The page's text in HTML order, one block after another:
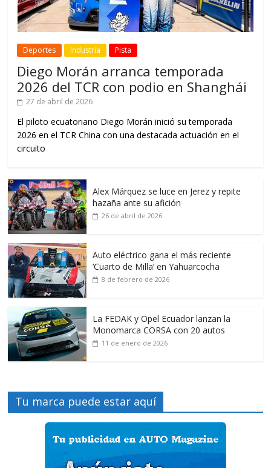
Deportes Industria Pista
Diego Morán arranca temporada
2026 del TCR con podio en Shanghái
27 de abril de 2026
El piloto ecuatoriano Diego Morán inició su temporada
2026 en el TCR China con una destacada actuación en el
circuito
Alex Márquez se luce en Jerez y repite
hazaña ante su afición
26 de abril de 2026
Auto eléctrico gana el más reciente
‘Cuarto de Milla’ en Yahuarcocha
8 de febrero de 2026
La FEDAK y Opel Ecuador lanzan la
Monomarca CORSA con 20 autos
11 de enero de 2026
Tu marca puede estar aquí